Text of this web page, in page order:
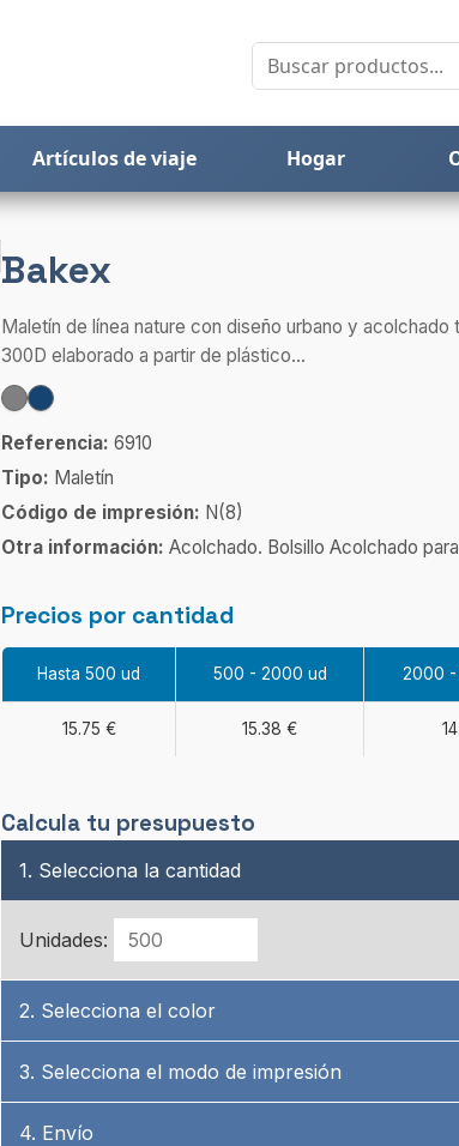
Artículos de viaje Hogar
Bakex
Maletín de línea nature con diseño urbano y
300D elaborado a partir de plástico...
Referencia: 6910
Tipo: Maletín
Código de impresión: N(8)
Otra información: Acolchado. Bolsillo Acolchado
Precios por cantidad
Hasta 500 ud 500 - 2000 ud 2000 -
15.75 € 15.38 €
Calcula tu presupuesto
1. Selecciona la cantidad
Unidades:
2. Selecciona el color
3. Selecciona el modo de impresión
4. Envío